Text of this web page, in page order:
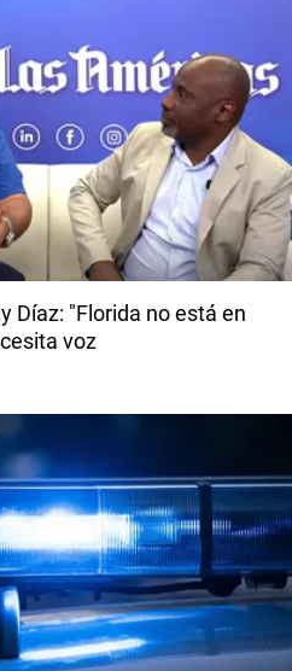
Díaz: "Florida no está en
voz